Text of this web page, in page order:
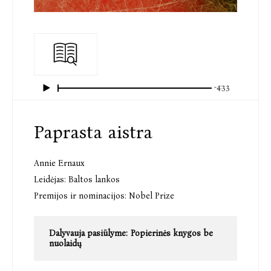
-4:33
Paprasta aistra
Annie Ernaux
Leidėjas: Baltos lankos
Premijos ir nominacijos: Nobel Prize
Dalyvauja pasiūlyme: Popierinės knygos be
nuolaidų